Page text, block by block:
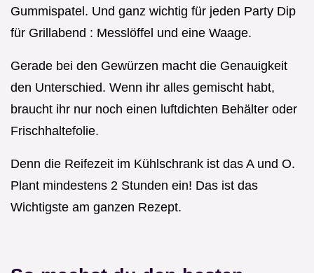
Gummispatel. Und ganz wichtig für jeden Party Dip
für Grillabend : Messlöffel und eine Waage.
Gerade bei den Gewürzen macht die Genauigkeit
den Unterschied. Wenn ihr alles gemischt habt,
braucht ihr nur noch einen luftdichten Behälter oder
Frischhaltefolie.
Denn die Reifezeit im Kühlschrank ist das A und O.
Plant mindestens 2 Stunden ein! Das ist das
Wichtigste am ganzen Rezept.